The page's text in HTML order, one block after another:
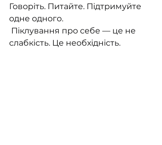
Говоріть. Питайте. Підтримуйте
одне одного.
Піклування про себе — це не
слабкість. Це необхідність.